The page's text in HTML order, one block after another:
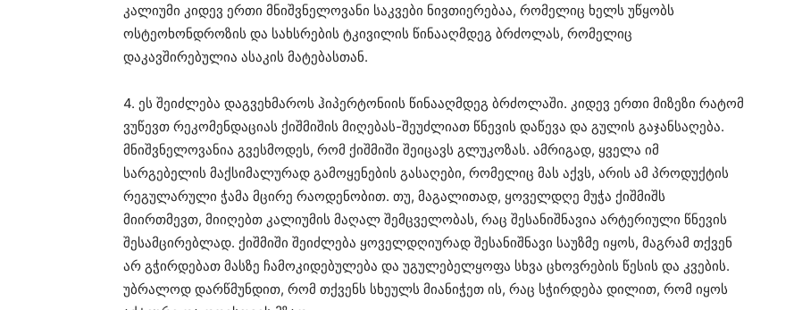
კალიუმი კიდევ ერთი მნიშვნელოვანი საკვები ნივთიერებაა, რომელიც ხელს უწყობს
ოსტეოხონდროზის და სახსრების ტკივილის წინააღმდეგ ბრძოლას, რომელიც
დაკავშირებულია ასაკის მატებასთან.
4. ეს შეიძლება დაგვეხმაროს ჰიპერტონიის წინააღმდეგ ბრძოლაში. კიდევ ერთი მიზეზი რატომ
ვუწევთ რეკომენდაციას ქიშმიშის მიღებას-შეუძლიათ წნევის დაწევა და გულის გაჯანსაღება.
მნიშვნელოვანია გვესმოდეს, რომ ქიშმიში შეიცავს გლუკოზას. ამრიგად, ყველა იმ
სარგებელის მაქსიმალურად გამოყენების გასაღები, რომელიც მას აქვს, არის ამ პროდუქტის
რეგულარული ჭამა მცირე რაოდენობით. თუ, მაგალითად, ყოველდღე მუჭა ქიშმიშს
მიირთმევთ, მიიღებთ კალიუმის მაღალ შემცველობას, რაც შესანიშნავია არტერიული წნევის
შესამცირებლად. ქიშმიში შეიძლება ყოველდღიურად შესანიშნავი საუზმე იყოს, მაგრამ თქვენ
არ გჭირდებათ მასზე ჩამოკიდებულება და უგულებელყოფა სხვა ცხოვრების წესის და კვების.
უბრალოდ დარწმუნდით, რომ თქვენს სხეულს მიანიჭეთ ის, რაც სჭირდება დილით, რომ იყოს